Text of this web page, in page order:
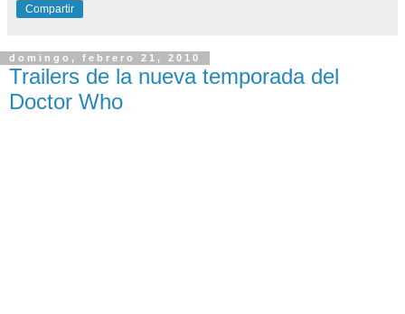
Compartir
domingo, febrero 21, 2010
Trailers de la nueva temporada del
Doctor Who